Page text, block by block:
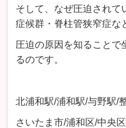
そして、なぜ圧迫されて
症候群・脊柱管狭窄症な
圧迫の原因を知ることで
るのです。
北浦和駅/浦和駅/与野駅/
さいたま市/浦和区/中央